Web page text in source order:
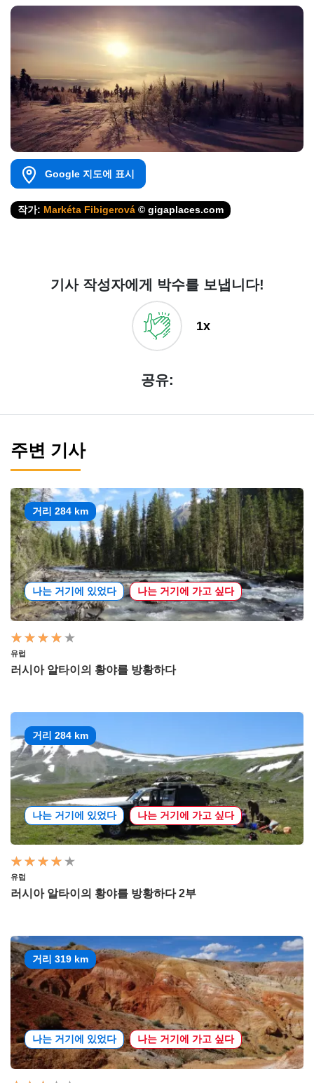
Google 지도에 표시
작가: Markéta Fibigerová © gigaplaces.com
기사 작성자에게 박수를 보냅니다!
1x
공유:
주변 기사
거리 284 km
나는 거기에 있었다 나는 거기에 가고 싶다
유럽
러시아 알타이의 황야를 방황하다
거리 284 km
나는 거기에 있었다 나는 거기에 가고 싶다
유럽
러시아 알타이의 황야를 방황하다 2부
거리 319 km
나는 거기에 있었다 나는 거기에 가고 싶다